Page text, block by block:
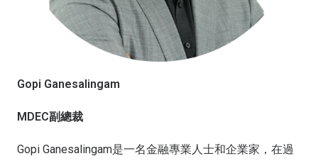
Gopi Ganesalingam
MDEC副總裁
Gopi Ganesalingam是一名金融專業人士和企業家，在過